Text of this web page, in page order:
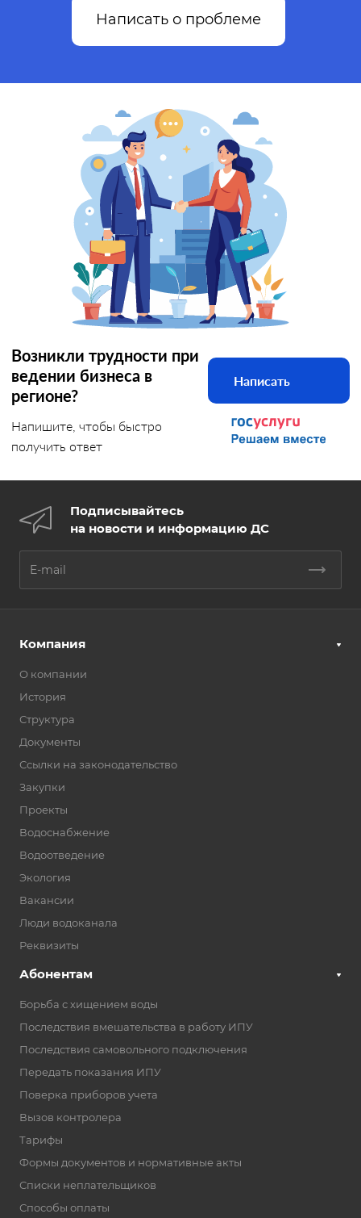
Написать о проблеме
Возникли трудности при
ведении бизнеса в
регионе?
Напишите, чтобы быстро
получить ответ
Написать
Подписывайтесь
на новости и информацию ДС
Компания
О компании
История
Структура
Документы
Ссылки на законодательство
Закупки
Проекты
Водоснабжение
Водоотведение
Экология
Вакансии
Люди водоканала
Реквизиты
Абонентам
Борьба с хищением воды
Последствия вмешательства в работу ИПУ
Последствия самовольного подключения
Передать показания ИПУ
Поверка приборов учета
Вызов контролера
Тарифы
Формы документов и нормативные акты
Списки неплательщиков
Способы оплаты